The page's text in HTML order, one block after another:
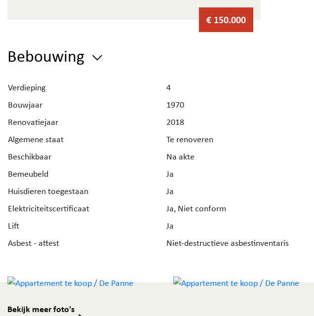
€ 150.000
Bebouwing
Verdieping
4
Bouwjaar
1970
Renovatiejaar
2018
Algemene staat
Te renoveren
Beschikbaar
Na akte
Bemeubeld
Ja
Huisdieren toegestaan
Ja
Elektriciteitscertificaat
Ja, Niet conform
Lift
Ja
Asbest - attest
Niet-destructieve asbestinventaris
Bekijk meer foto's